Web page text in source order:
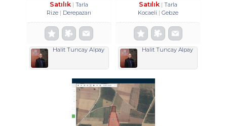
Satılık
Tarla
Rize
Derepazarı
Halit Tuncay Alpay
Satılık
Tarla
Kocaeli
Gebze
Halit Tuncay Alpay